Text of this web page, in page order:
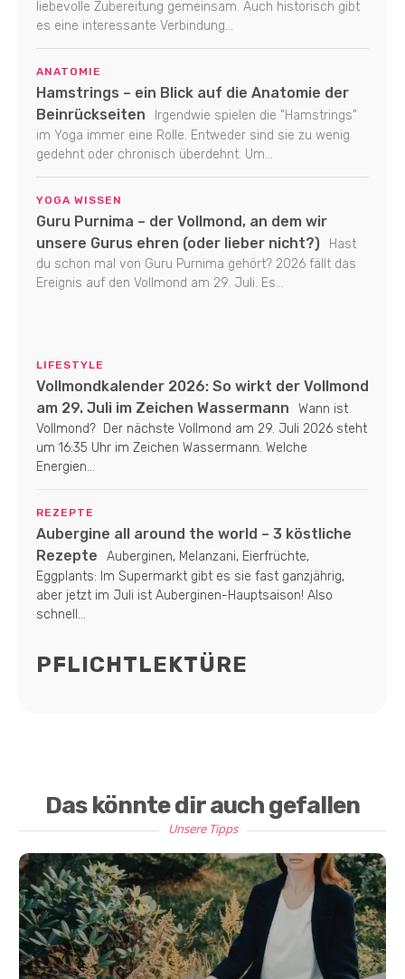
liebevolle Zubereitung gemeinsam. Auch historisch gibt
es eine interessante Verbindung...
ANATOMIE
Hamstrings – ein Blick auf die Anatomie der
Beinrückseiten
Irgendwie spielen die "Hamstrings"
im Yoga immer eine Rolle. Entweder sind sie zu wenig
gedehnt oder chronisch überdehnt. Um...
YOGA WISSEN
Guru Purnima – der Vollmond, an dem wir
unsere Gurus ehren (oder lieber nicht?)
Hast
du schon mal von Guru Purnima gehört? 2026 fällt das
Ereignis auf den Vollmond am 29. Juli. Es...
LIFESTYLE
Vollmondkalender 2026: So wirkt der Vollmond
am 29. Juli im Zeichen Wassermann
Wann ist
Vollmond? Der nächste Vollmond am 29. Juli 2026 steht
um 16:35 Uhr im Zeichen Wassermann. Welche
Energien...
REZEPTE
Aubergine all around the world – 3 köstliche
Rezepte
Auberginen, Melanzani, Eierfrüchte,
Eggplants: Im Supermarkt gibt es sie fast ganzjährig,
aber jetzt im Juli ist Auberginen-Hauptsaison! Also
schnell...
PFLICHTLEKTÜRE
Das könnte dir auch gefallen
Unsere Tipps